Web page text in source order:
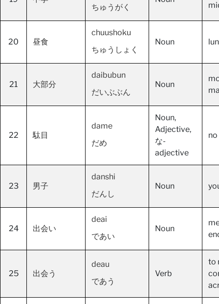
ちゅうがく
20 昼食
chuushoku
ちゅうしょく
Noun
21 大部分
daibubun
だいぶぶん
Noun
22 駄目
dame
だめ
Noun,
Adjective,
な-
adjective
23 男子
danshi
だんし
Noun
24 出会い
deai
であい
Noun
25 出会う
deau
であう
Verb
to